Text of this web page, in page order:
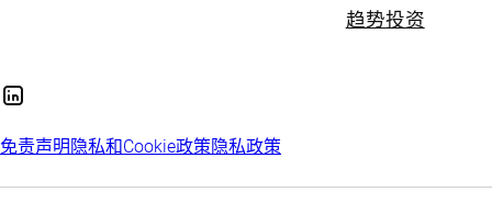
趋势投资
免责声明 隐私和Cookie政策隐私政策